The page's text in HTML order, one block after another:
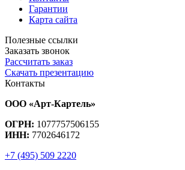
Гарантии
Карта сайта
Полезные ссылки
Заказать звонок
Рассчитать заказ
Скачать презентацию
Контакты
ООО «Арт-Картель»
ОГРН: 1077757506155
ИНН: 7702646172
+7 (495) 509 2220